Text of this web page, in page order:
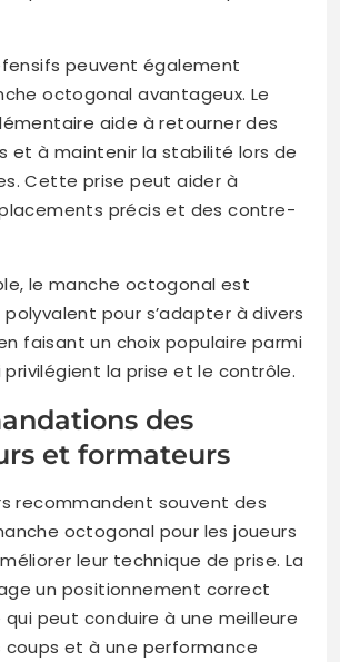
peuvent également
octogonal avantageux. Le
aide à retourner des
et à maintenir la stabilité lors de
Cette prise peut aider à
précis et des contre-
le manche octogonal est
pour s’adapter à divers
faisant un choix populaire parmi
privilégient la prise et le contrôle.
des
et formateurs
recommandent souvent des
octogonal pour les joueurs
leur technique de prise. La
un positionnement correct
peut conduire à une meilleure
coups et à une performance